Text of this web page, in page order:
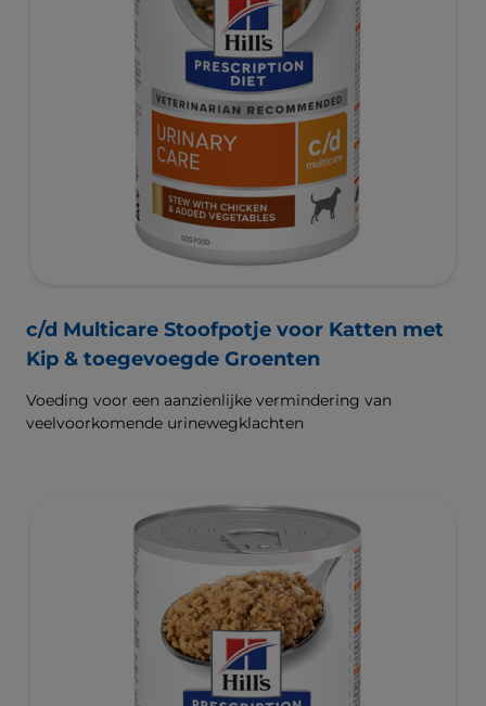
c/d Multicare Stoofpotje voor Katten met
Kip & toegevoegde Groenten
Voeding voor een aanzienlijke vermindering van
veelvoorkomende urinewegklachten